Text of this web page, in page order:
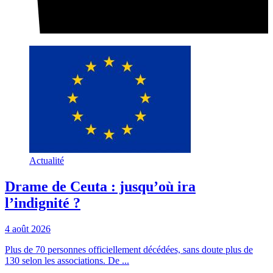
Actualité
Drame de Ceuta : jusqu’où ira
l’indignité ?
4 août 2026
Plus de 70 personnes officiellement décédées, sans doute plus de
130 selon les associations. De ...